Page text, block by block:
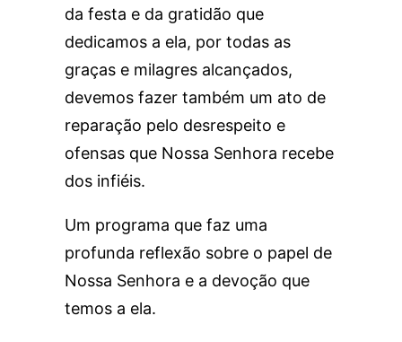
da festa e da gratidão que
dedicamos a ela, por todas as
graças e milagres alcançados,
devemos fazer também um ato de
reparação pelo desrespeito e
ofensas que Nossa Senhora recebe
dos infiéis.
Um programa que faz uma
profunda reflexão sobre o papel de
Nossa Senhora e a devoção que
temos a ela.